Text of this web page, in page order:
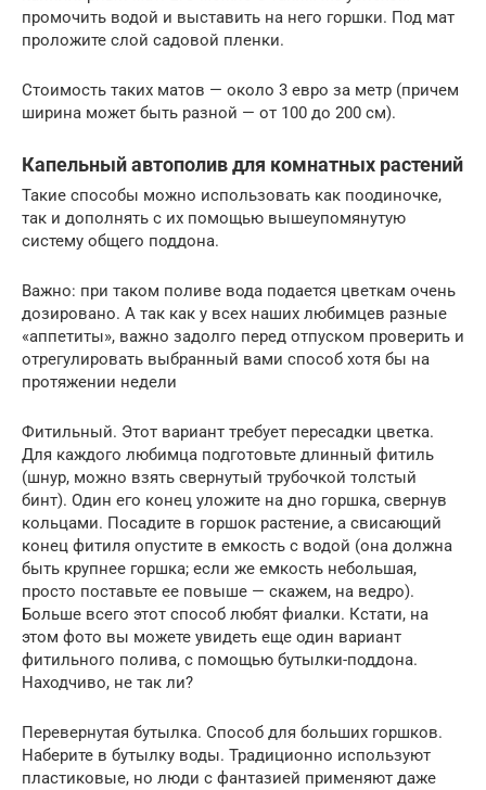
промочить водой и выставить на него горшки. Под мат
проложите слой садовой пленки.
Стоимость таких матов — около 3 евро за метр (причем
ширина может быть разной — от 100 до 200 см).
Капельный автополив для комнатных растений
Такие способы можно использовать как поодиночке,
так и дополнять с их помощью вышеупомянутую
систему общего поддона.
Важно: при таком поливе вода подается цветкам очень
дозировано. А так как у всех наших любимцев разные
«аппетиты», важно задолго перед отпуском проверить и
отрегулировать выбранный вами способ хотя бы на
протяжении недели
Фитильный. Этот вариант требует пересадки цветка.
Для каждого любимца подготовьте длинный фитиль
(шнур, можно взять свернутый трубочкой толстый
бинт). Один его конец уложите на дно горшка, свернув
кольцами. Посадите в горшок растение, а свисающий
конец фитиля опустите в емкость с водой (она должна
быть крупнее горшка; если же емкость небольшая,
просто поставьте ее повыше — скажем, на ведро).
Больше всего этот способ любят фиалки. Кстати, на
этом фото вы можете увидеть еще один вариант
фитильного полива, с помощью бутылки-поддона.
Находчиво, не так ли?
Перевернутая бутылка. Способ для больших горшков.
Наберите в бутылку воды. Традиционно используют
пластиковые, но люди с фантазией применяют даже